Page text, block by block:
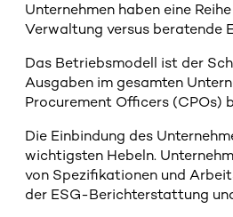
Unternehmen haben eine
Verwaltung versus beratende
Das Betriebsmodell ist der
Ausgaben im gesamten
Procurement Officers (CPOs)
Die Einbindung des
wichtigsten Hebeln.
von Spezifikationen und
der ESG-Berichterstattung